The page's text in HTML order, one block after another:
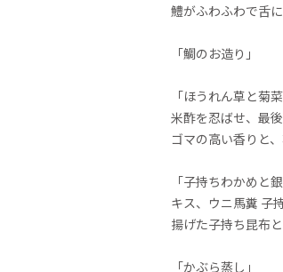
鱧がふわふわで舌
「鯛のお造り」
「ほうれん草と菊
米酢を忍ばせ、最
ゴマの高い香りと
「子持ちわかめと銀
キス、ウニ馬糞 子
揚げた子持ち昆布
「かぶら蒸し」